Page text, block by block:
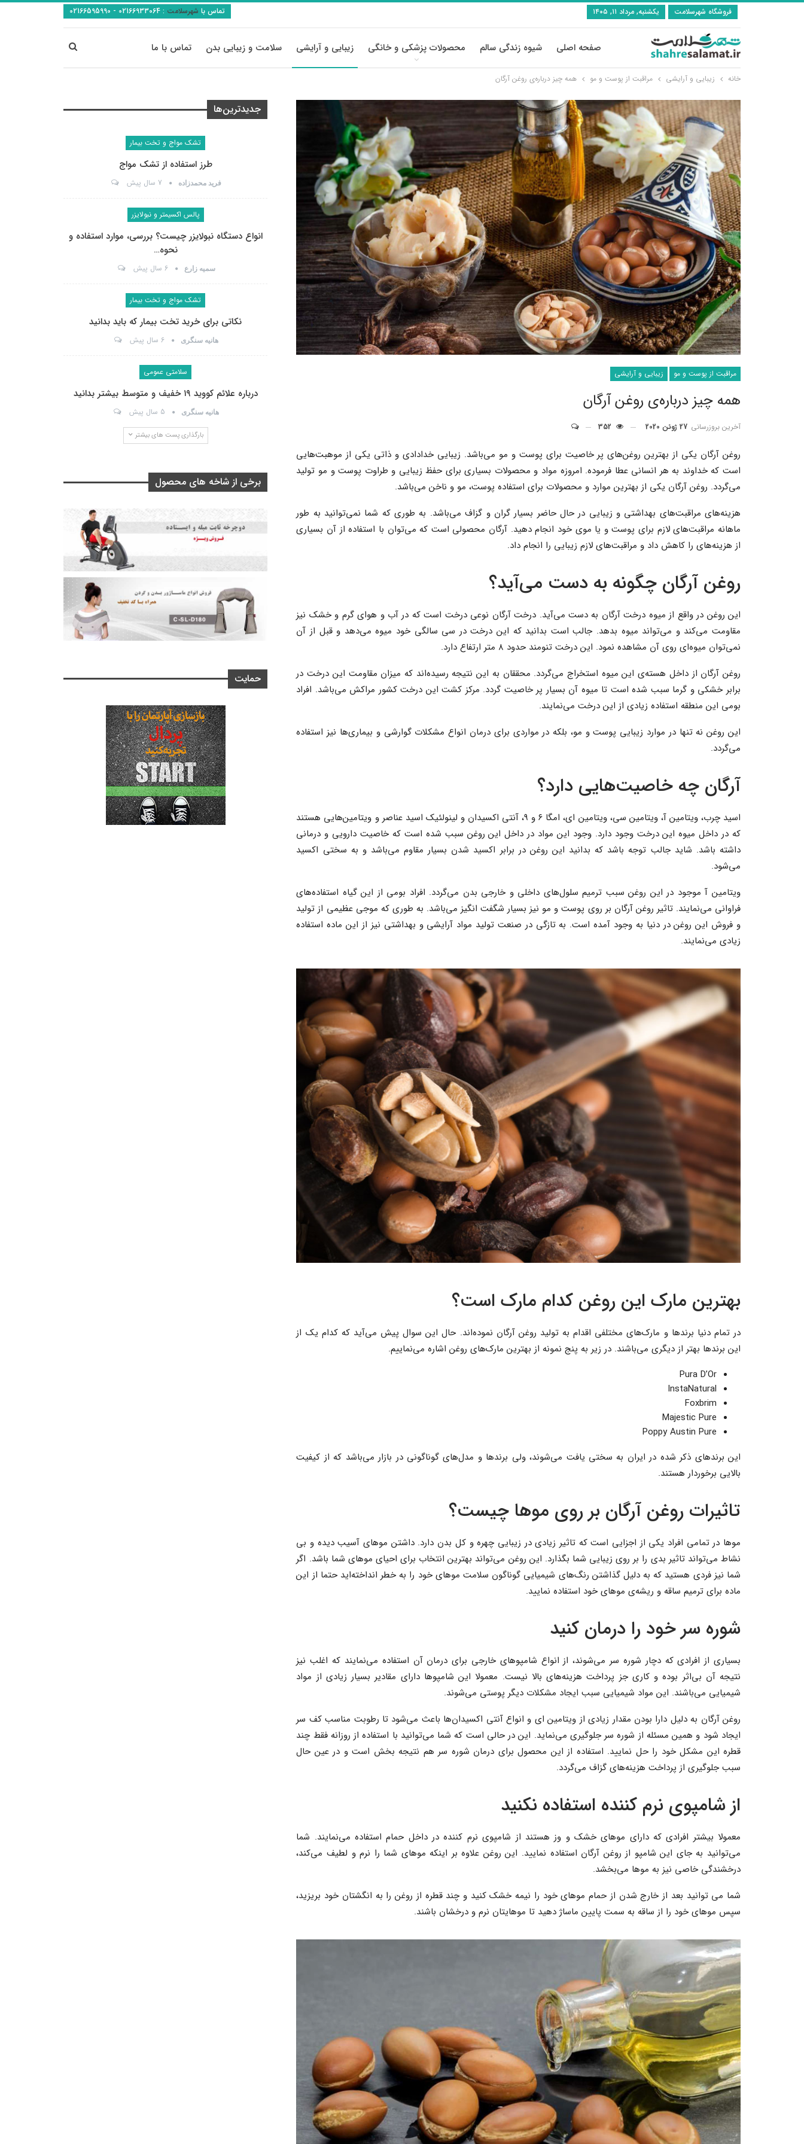
تماس با شهرسلامت : فروشگاه شهرسلامت یکشنبه, مرداد ۱۱, ۱۴۰۵
صفحه اصلی شیوه زندگی سالم محصولات پزشکی و خانگی زیبایی و آرایشی سلامت و زیبایی بدن تماس با ما
خانه زیبایی و آرایشی مراقبت از پوست و مو همه چیز درباره‌ی روغن آرگان
مراقبت از پوست و مو زیبایی و آرایشی
همه چیز درباره‌ی روغن آرگان
آخرین بروزرسانی 27 ژوئن 2020 352
روغن آرگان یکی از بهترین روغن‌های پر خاصیت برای پوست و مو می‌باشد. زیبایی خدادادی و ذاتی یکی از موهبت‌هایی
است که خداوند به هر انسانی عطا فرموده. امروزه مواد و محصولات بسیاری برای حفظ زیبایی و طراوت پوست و مو تولید
می‌گردد. روغن آرگان یکی از بهترین موارد و محصولات برای استفاده پوست، مو و ناخن می‌باشد.
هزینه‌های مراقبت‌های بهداشتی و زیبایی در حال حاضر بسیار گران و گزاف می‌باشد. به طوری که شما نمی‌توانید به طور
ماهانه مراقبت‌های لازم برای پوست و یا موی خود انجام دهید. آرگان محصولی است که می‌توان با استفاده از آن بسیاری
از هزینه‌های را کاهش داد و مراقبت‌های لازم زیبایی را انجام داد.
روغن آرگان چگونه به دست می‌آید؟
این روغن در واقع از میوه درخت آرگان به دست می‌آید. درخت آرگان نوعی درخت است که در آب و هوای گرم و خشک نیز
مقاومت می‌کند و می‌تواند میوه بدهد. جالب است بدانید که این درخت در سی سالگی خود میوه می‌دهد و قبل از آن
نمی‌توان میوه‌ای روی آن مشاهده نمود. این درخت تنومند حدود ۸ متر ارتفاع دارد.
روغن آرگان از داخل هسته‌ی این میوه استخراج می‌گردد. محققان به این نتیجه رسیده‌اند که میزان مقاومت این درخت در
برابر خشکی و گرما سبب شده است تا میوه آن بسیار پر خاصیت گردد. مرکز کشت این درخت کشور مراکش می‌باشد. افراد
بومی این منطقه استفاده زیادی از این درخت می‌نمایند.
این روغن نه تنها در موارد زیبایی پوست و مو، بلکه در مواردی برای درمان انواع مشکلات گوارشی و بیماری‌ها نیز استفاده
می‌گردد.
آرگان چه خاصیت‌هایی دارد؟
اسید چرب، ویتامین آ، ویتامین سی، ویتامین ای، امگا ۶ و ۹، آنتی اکسیدان و لینولئیک اسید عناصر و ویتامین‌هایی هستند
که در داخل میوه این درخت وجود دارد. وجود این مواد در داخل این روغن سبب شده است که خاصیت دارویی و درمانی
داشته باشد. شاید جالب توجه باشد که بدانید این روغن در برابر اکسید شدن بسیار مقاوم می‌باشد و به سختی اکسید
می‌شود.
ویتامین آ موجود در این روغن سبب ترمیم سلول‌های داخلی و خارجی بدن می‌گردد. افراد بومی از این گیاه استفاده‌های
فراوانی می‌نمایند. تاثیر روغن آرگان بر روی پوست و مو نیز بسیار شگفت انگیز می‌باشد. به طوری که موجی عظیمی از تولید
و فروش این روغن در دنیا به وجود آمده است. به تازگی در صنعت تولید مواد آرایشی و بهداشتی نیز از این ماده استفاده
زیادی می‌نمایند.
بهترین مارک این روغن کدام مارک است؟
در تمام دنیا برندها و مارک‌های مختلفی اقدام به تولید روغن آرگان نموده‌اند. حال این سوال پیش می‌آید که کدام یک از
این برندها بهتر از دیگری می‌باشند. در زیر به پنج نمونه از بهترین مارک‌های روغن اشاره می‌نماییم.
Pura D’Or
InstaNatural
Foxbrim
Majestic Pure
Poppy Austin Pure
این برندهای ذکر شده در ایران به سختی یافت می‌شوند، ولی برندها و مدل‌های گوناگونی در بازار می‌باشد که از کیفیت
بالایی برخوردار هستند.
تاثیرات روغن آرگان بر روی موها چیست؟
موها در تمامی افراد یکی از اجزایی است که تاثیر زیادی در زیبایی چهره و کل بدن دارد. داشتن موهای آسیب دیده و بی
نشاط می‌تواند تاثیر بدی را بر روی زیبایی شما بگذارد. این روغن می‌تواند بهترین انتخاب برای احیای موهای شما باشد. اگر
شما نیز فردی هستید که به دلیل گذاشتن رنگ‌های شیمیایی گوناگون سلامت موهای خود را به خطر انداخته‌اید حتما از این
ماده برای ترمیم ساقه و ریشه‌ی موهای خود استفاده نمایید.
شوره سر خود را درمان کنید
بسیاری از افرادی که دچار شوره سر می‌شوند، از انواع شامپوهای خارجی برای درمان آن استفاده می‌نمایند که اغلب نیز
نتیجه آن بی‌اثر بوده و کاری جز پرداخت هزینه‌های بالا نیست. معمولا این شامپوها دارای مقادیر بسیار زیادی از مواد
شیمیایی می‌باشند. این مواد شیمیایی سبب ایجاد مشکلات دیگر پوستی می‌شوند.
روغن آرگان به دلیل دارا بودن مقدار زیادی از ویتامین ای و انواع آنتی اکسیدان‌ها باعث می‌شود تا رطوبت مناسب کف سر
ایجاد شود و همین مسئله از شوره سر جلوگیری می‌نماید. این در حالی است که شما می‌توانید با استفاده از روزانه فقط چند
قطره این مشکل خود را حل نمایید. استفاده از این محصول برای درمان شوره سر هم نتیجه بخش است و در عین حال
سبب جلوگیری از پرداخت هزینه‌های گزاف می‌گردد.
از شامپوی نرم کننده استفاده نکنید
معمولا بیشتر افرادی که دارای موهای خشک و وز هستند از شامپوی نرم کننده در داخل حمام استفاده می‌نمایند. شما
می‌توانید به جای این شامپو از روغن آرگان استفاده نمایید. این روغن علاوه بر اینکه موهای شما را نرم و لطیف می‌کند،
درخشندگی خاصی نیز به موها می‌بخشد.
شما می توانید بعد از خارج شدن از حمام موهای خود را نیمه خشک کنید و چند قطره از روغن را به انگشتان خود بریزید،
سپس موهای خود را از ساقه به سمت پایین ماساژ دهید تا موهایتان نرم و درخشان باشند.
جدیدترین‌ها
تشک مواج و تخت بیمار
طرز استفاده از تشک مواج
فرید محمدزاده 7 سال پیش
پالس اکسیمتر و نبولایزر
انواع دستگاه نبولایزر چیست؟ بررسی، موارد استفاده و
نحوه…
سمیه زارع 6 سال پیش
تشک مواج و تخت بیمار
نکاتی برای خرید تخت بیمار که باید بدانید
هانیه سنگری 6 سال پیش
سلامتی عمومی
درباره علائم کووید ۱۹ خفیف و متوسط بیشتر بدانید
هانیه سنگری 5 سال پیش
بارگذاری پست های بیشتر
برخی از شاخه های محصول
حمایت